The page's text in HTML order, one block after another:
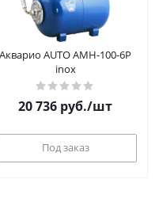
Акварио AUTO AMH-100-6P
inox
20 736 руб./шт
Под заказ